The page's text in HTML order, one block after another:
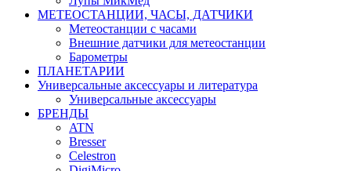
МЕТЕОСТАНЦИИ, ЧАСЫ, ДАТЧИКИ
Метеостанции с часами
Внешние датчики для метеостанции
Барометры
ПЛАНЕТАРИИ
Универсальные аксессуары и литература
Универсальные аксессуары
БРЕНДЫ
ATN
Bresser
Celestron